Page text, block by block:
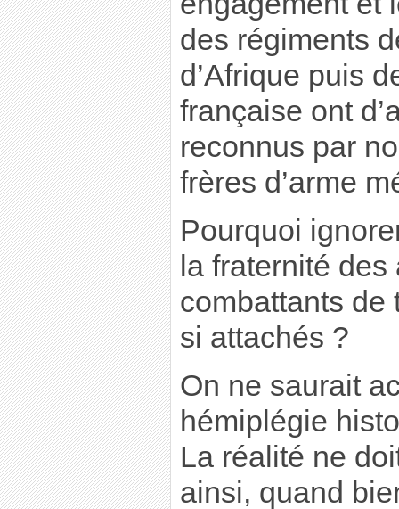
des régiments
d’Afrique puis
française ont
reconnus par
frères d’arme
Pourquoi
la fraternité
combattants de
si attachés ?
On ne saurait
hémiplégie
La réalité ne
ainsi, quand